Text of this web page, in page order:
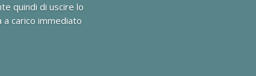
quindi di uscire lo
carico immediato